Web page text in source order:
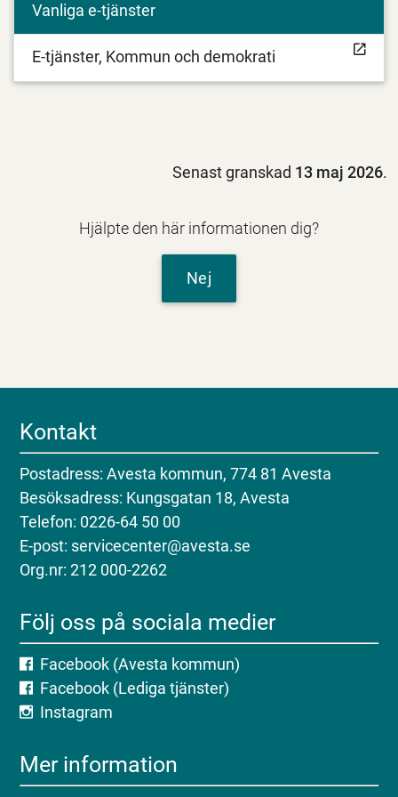
Vanliga e-tjänster
E-tjänster, Kommun och demokrati
Senast granskad 13 maj 2026.
Hjälpte den här informationen dig?
Nej
Kontakt
Postadress: Avesta kommun, 774 81 Avesta
Besöksadress: Kungsgatan 18, Avesta
Telefon: 0226-64 50 00
E-post: servicecenter@avesta.se
Org.nr: 212 000-2262
Följ oss på sociala medier
Facebook (Avesta kommun)
Facebook (Lediga tjänster)
Instagram
Mer information